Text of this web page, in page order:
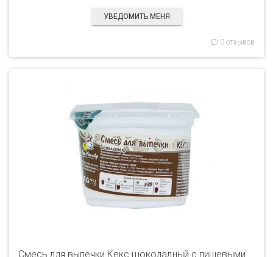
УВЕДОМИТЬ МЕНЯ
0 отзывов
Смесь для выпечки Кекс шоколадный с пищевыми